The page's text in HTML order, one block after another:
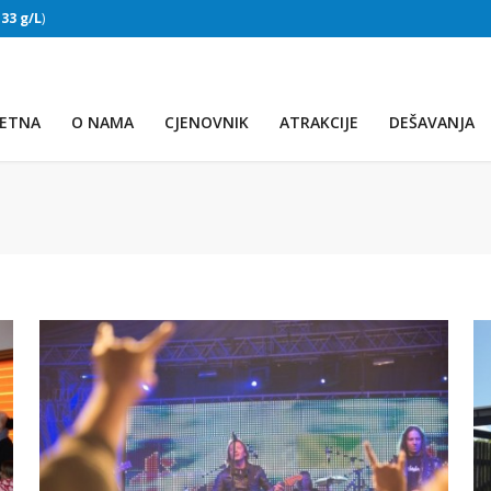
33 g/L)
O NAMA CJENOVNIK ATRAKCIJE DEŠAVANJA